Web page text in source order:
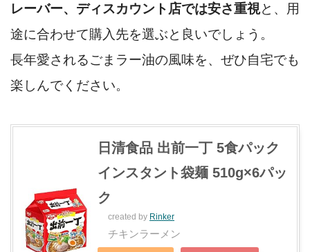
レーバー、ディスカウント店では安さ重視と、用
途に合わせて購入先を選ぶと良いでしょう。
長年愛されるごまラー油の風味を、ぜひ自宅でも
楽しんでください。
日清食品 出前一丁 5食パック
インスタント袋麺 510g×6パッ
ク
created by Rinker
チキンラーメン